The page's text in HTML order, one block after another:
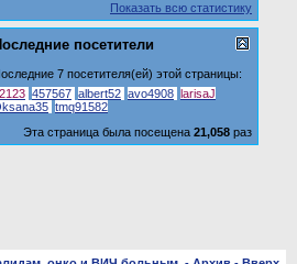
Показать всю статистику
посетители
7 посетителя(ей) этой страницы:
457567 albert52 avo4908 larisaJ
tmq91582
Эта страница была посещена 21,058 раз